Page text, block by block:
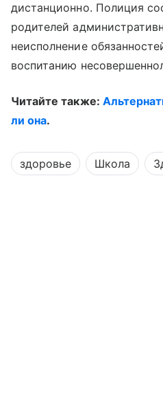
дистанционно. Полиция
родителей
неисполнение
воспитанию
Читайте также:
ли она.
здоровье Школа